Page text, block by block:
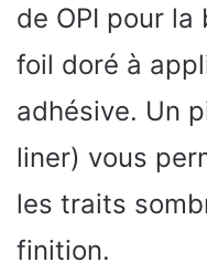
de OPI pour la
foil doré à
adhésive. Un
liner) vous
les traits
finition.